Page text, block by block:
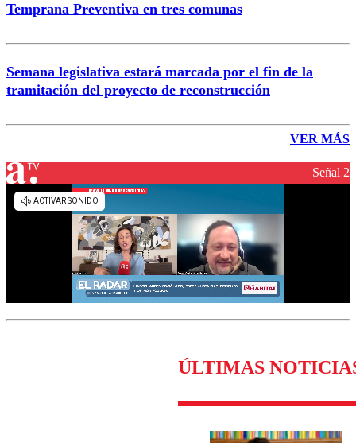
Temprana Preventiva en tres comunas
Semana legislativa estará marcada por el fin de la
tramitación del proyecto de reconstrucción
VER MÁS
Señal 2
ÚLTIMAS